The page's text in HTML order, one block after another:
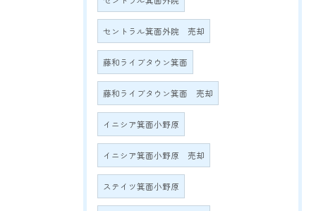
セントラル箕面外院 売却
藤和ライブタウン箕面
藤和ライブタウン箕面 売却
イニシア箕面小野原
イニシア箕面小野原 売却
ステイツ箕面小野原